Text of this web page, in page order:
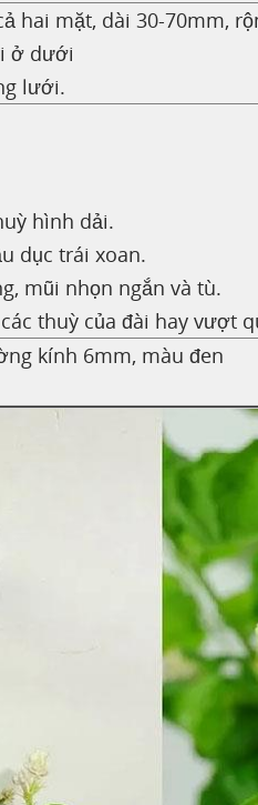
hai mặt, dài 30-70mm,
ở dưới
lưới.
hình dải.
dục trái xoan.
mũi nhọn ngắn và tù.
thuỳ của đài hay vượt
kính 6mm, màu đen